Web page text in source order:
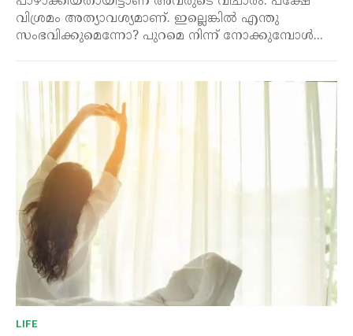
വിശ്രമം അത്യാവശ്യമാണ്. ഇല്ലെങ്കിൽ എന്തു
സംഭവിക്കുമെന്നോ? പുറമെ നിന്ന് നോക്കുമ്പോൾ...
LIFE